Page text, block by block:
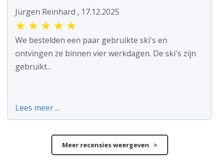
Jürgen Reinhard , 17.12.2025
★ ★ ★ ★ ★
We bestelden een paar gebruikte ski's en
ontvingen ze binnen vier werkdagen. De ski's zijn
gebruikt...
Lees meer ...
Meer recensies weergeven >